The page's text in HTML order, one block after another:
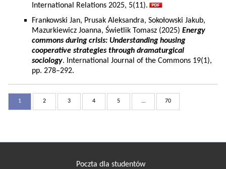
International Relations 2025, 5(11).
Frankowski Jan, Prusak Aleksandra, Sokołowski Jakub,
Mazurkiewicz Joanna, Świetlik Tomasz (2025) Energy
commons during crisis: Understanding housing
cooperative strategies through dramaturgical
sociology. International Journal of the Commons 19(1),
pp. 278–292.
1 2 3 4 5 ... 70
Poczta dla studentów